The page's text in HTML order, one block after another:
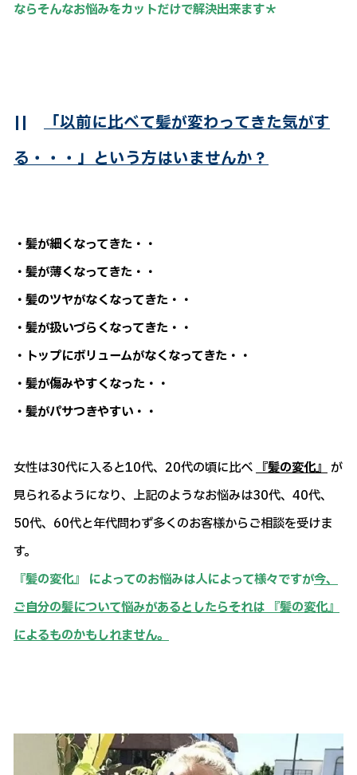
ならそんなお悩みをカットだけで解決出来ます＊
|| 「以前に比べて髪が変わってきた気がす
る・・・」という方はいませんか？
・髪が細くなってきた・・
・髪が薄くなってきた・・
・髪のツヤがなくなってきた・・
・髪が扱いづらくなってきた・・
・トップにボリュームがなくなってきた・・
・髪が傷みやすくなった・・
・髪がパサつきやすい・・
女性は30代に入ると10代、20代の頃に比べ『髪の変化』が
見られるようになり、上記のようなお悩みは30代、40代、
50代、60代と年代問わず多くのお客様からご相談を受けま
す。
『髪の変化』 によってのお悩みは人によって様々ですが今、
ご自分の髪について悩みがあるとしたらそれは 『髪の変化』
によるものかもしれません。